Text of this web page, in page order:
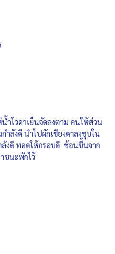
ำโวดาเย็นจัดลงตาม คนให้ส่วน
ำลังดี นำไปผักเชียงดาลงชุบใน
งดี ทอดให้กรอบดี ช้อนขึ้นจาก
ชนะพักไว้